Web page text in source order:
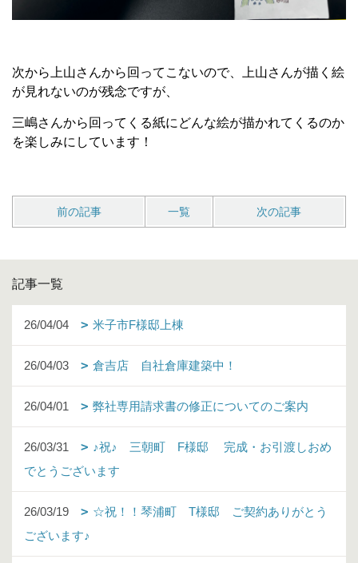
次から上山さんから回ってこないので、上山さんが描く絵
が見れないのが残念ですが、
三嶋さんから回ってくる紙にどんな絵が描かれてくるのか
を楽しみにしています！
前の記事 一覧 次の記事
記事一覧
26/04/04 米子市F様邸上棟
26/04/03 倉吉店 自社倉庫建築中！
26/04/01 弊社専用請求書の修正についてのご案内
26/03/31
♪祝♪ 三朝町 F様邸 完成・お引渡しおめ
でとうございます
26/03/19
☆祝！！琴浦町 T様邸 ご契約ありがとう
ございます♪